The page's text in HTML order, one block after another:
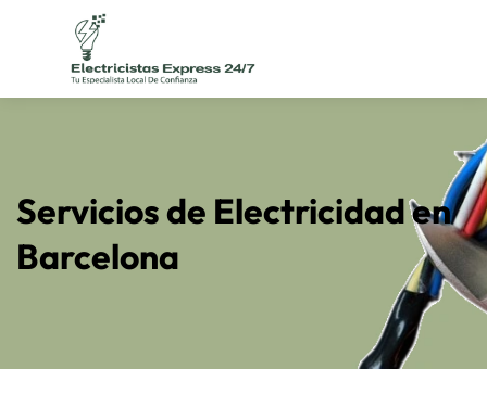
Servicios de Electricidad en
Barcelona